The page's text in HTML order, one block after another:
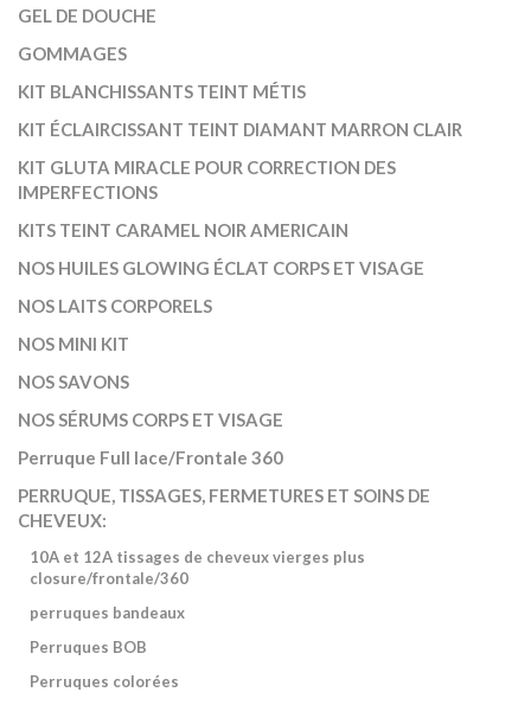
GEL DE DOUCHE
GOMMAGES
KIT BLANCHISSANTS TEINT MÉTIS
KIT ÉCLAIRCISSANT TEINT DIAMANT MARRON CLAIR
KIT GLUTA MIRACLE POUR CORRECTION DES
IMPERFECTIONS
KITS TEINT CARAMEL NOIR AMERICAIN
NOS HUILES GLOWING ÉCLAT CORPS ET VISAGE
NOS LAITS CORPORELS
NOS MINI KIT
NOS SAVONS
NOS SÉRUMS CORPS ET VISAGE
Perruque Full lace/Frontale 360
PERRUQUE, TISSAGES, FERMETURES ET SOINS DE
CHEVEUX:
10A et 12A tissages de cheveux vierges plus
closure/frontale/360
perruques bandeaux
Perruques BOB
Perruques colorées